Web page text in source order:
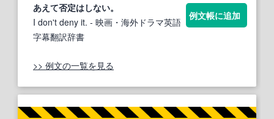
あえて否定はしない。
I don't deny it. - 映画・海外ドラマ英語
字幕翻訳辞書
例文帳に追加
>> 例文の一覧を見る